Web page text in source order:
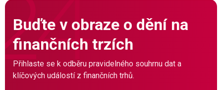
Buďte v obraze o dění na
finančních trzích
Přihlaste se k odběru pravidelného souhrnu dat a
klíčových událostí z finančních trhů.